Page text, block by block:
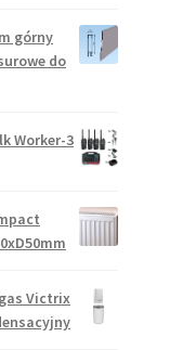
górny
do
Worker-3
Victrix